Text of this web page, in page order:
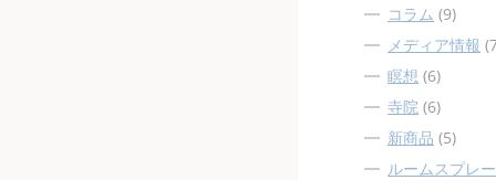
コラム (9)
メディア情報
瞑想 (6)
寺院 (6)
新商品 (5)
ルームスプレー